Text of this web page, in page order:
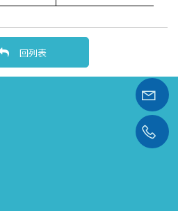
回列表